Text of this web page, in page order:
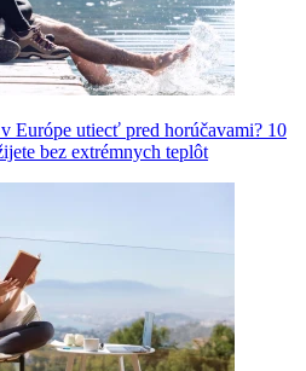
Európe utiecť pred horúčavami? 10
bez extrémnych teplôt